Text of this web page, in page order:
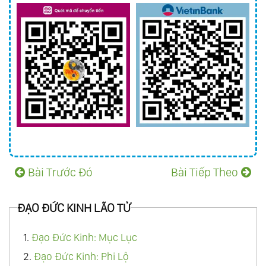
Bài Trước Đó Bài Tiếp Theo
ĐẠO ĐỨC KINH LÃO TỬ
1. Đạo Đức Kinh: Mục Lục
2. Đạo Đức Kinh: Phi Lộ